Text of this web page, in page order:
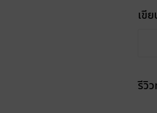
เขี
รีวิ